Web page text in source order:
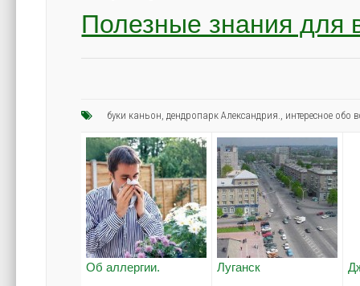
Полезные знания для
буки каньон ,дендропарк Александрия. интересное обо
Об аллергии. Луганск